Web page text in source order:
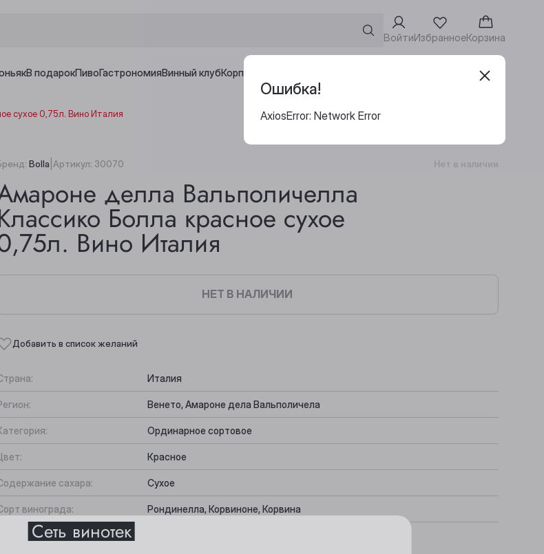
ВойтиИзбранноеКорзина
В подарокПивоГастрономияВинный клубКорпоративным клиентам Адреса винотек
сухое 0,75л. Вино Италия
Bolla Артикул: 30070 Нет в наличии
делла Вальполичелла
Болла красное сухое
Вино Италия
НЕТ В НАЛИЧИИ
Добавить в список желаний
Италия
Венето, Амароне дела Вальполичела
Ординарное сортовое
Красное
сахара: Сухое
винограда: Рондинелла, Корвиноне, Корвина
Все характеристики
ваш город
Сеть винотек
Ошибка!
AxiosError: Network Error